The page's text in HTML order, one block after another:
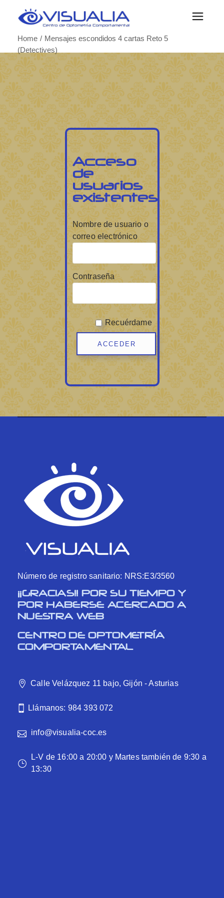
Home
Mensajes escondidos 4 cartas Reto 5
(Detectives)
Acceso
de
usuarios
existentes
Nombre de usuario o
correo electrónico
Contraseña
Recuérdame
Número de registro sanitario: NRS:E3/3560
¡¡GRACIAS!! POR SU TIEMPO Y
POR HABERSE ACERCADO A
NUESTRA WEB
CENTRO DE OPTOMETRÍA
COMPORTAMENTAL
Calle Velázquez 11 bajo, Gijón - Asturias
Llámanos: 984 393 072
info@visualia-coc.es
L-V de 16:00 a 20:00 y Martes también de 9:30 a
13:30